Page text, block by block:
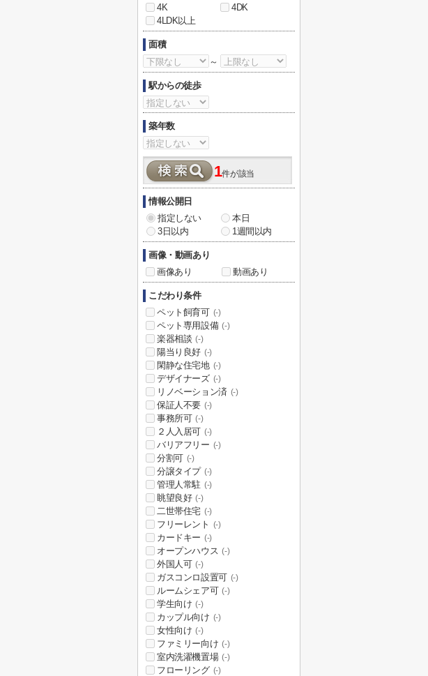
4K
4DK
4LDK以上
面積
～
駅からの徒歩
築年数
1件が該当
情報公開日
指定しない
本日
3日以内
1週間以内
画像・動画あり
画像あり
動画あり
こだわり条件
ペット飼育可 (-)
ペット専用設備 (-)
楽器相談 (-)
陽当り良好 (-)
閑静な住宅地 (-)
デザイナーズ (-)
リノベーション済 (-)
保証人不要 (-)
事務所可 (-)
２人入居可 (-)
バリアフリー (-)
分割可 (-)
分譲タイプ (-)
管理人常駐 (-)
眺望良好 (-)
二世帯住宅 (-)
フリーレント (-)
カードキー (-)
オープンハウス (-)
外国人可 (-)
ガスコンロ設置可 (-)
ルームシェア可 (-)
学生向け (-)
カップル向け (-)
女性向け (-)
ファミリー向け (-)
室内洗濯機置場 (-)
フローリング (-)